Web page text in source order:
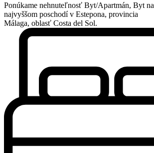
Ponúkame nehnuteľnosť Byt/Apartmán, Byt na
najvyššom poschodí v Estepona, provincia
Málaga, oblasť Costa del Sol.